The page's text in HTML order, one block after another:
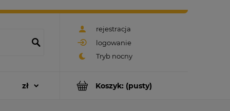
rejestracja
logowanie
Koszyk: (pusty)